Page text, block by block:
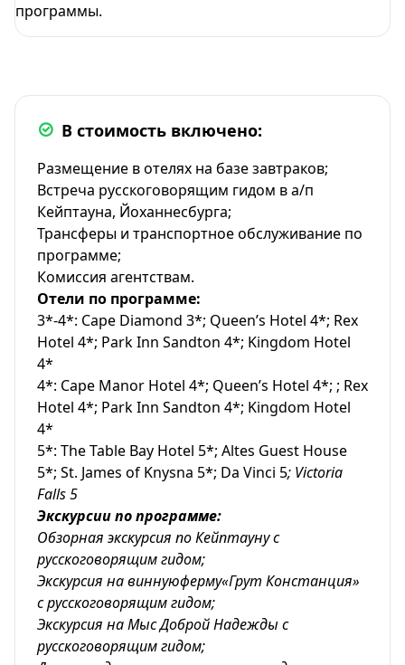
программы.
В стоимость включено:
Размещение в отелях на базе завтраков;
Встреча русскоговорящим гидом в а/п
Кейптауна, Йоханнесбурга;
Трансферы и транспортное обслуживание по
программе;
Комиссия агентствам.
Отели по программе:
3*-4*: Cape Diamond 3*; Queen’s Hotel 4*; Rex
Hotel 4*; Park Inn Sandton 4*; Kingdom Hotel
4*
4*: Cape Manor Hotel 4*; Queen’s Hotel 4*; ; Rex
Hotel 4*; Park Inn Sandton 4*; Kingdom Hotel
4*
5*: The Table Bay Hotel 5*; Altes Guest House
5*; St. James of Knysna 5*; Da Vinci 5; Victoria
Falls 5
Экскурсии по программе:
Обзорная экскурсия по Кейптауну с
русскоговорящим гидом;
Экскурсия на виннуюферму«Грут Констанция»
с русскоговорящим гидом;
Экскурсия на Мыс Доброй Надежды с
русскоговорящим гидом;